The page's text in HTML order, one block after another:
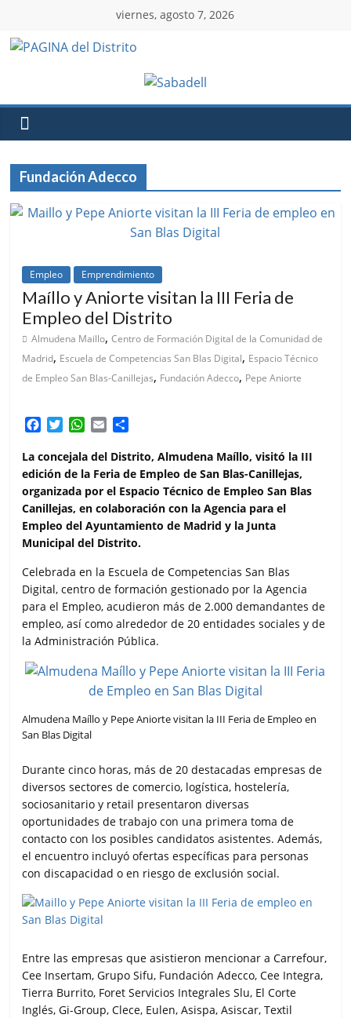
viernes, agosto 7, 2026
Fundación Adecco
Empleo Emprendimiento
Maíllo y Aniorte visitan la III Feria de
Empleo del Distrito
Almudena Maillo,Centro de Formación Digital de la Comunidad de
Madrid, Escuela de Competencias San Blas Digital, Espacio Técnico
de Empleo San Blas-Canillejas, Fundación Adecco, Pepe Aniorte
c
e
b
o
o
k
i
t
t
e
W
a
t
s
A
p
p
a
i
l
m
p
a
r
i
r
La concejala del Distrito, Almudena Maíllo, visitó la III
edición de la Feria de Empleo de San Blas-Canillejas,
organizada por el Espacio Técnico de Empleo San Blas
Canillejas, en colaboración con la Agencia para el
Empleo del Ayuntamiento de Madrid y la Junta
Municipal del Distrito.
Celebrada en la Escuela de Competencias San Blas
Digital, centro de formación gestionado por la Agencia
para el Empleo, acudieron más de 2.000 demandantes de
empleo, así como alrededor de 20 entidades sociales y de
la Administración Pública.
Almudena Maíllo y Pepe Aniorte visitan la III Feria de Empleo en
San Blas Digital
Durante cinco horas, más de 20 destacadas empresas de
diversos sectores de comercio, logística, hostelería,
sociosanitario y retail presentaron diversas
oportunidades de trabajo con una primera toma de
contacto con los posibles candidatos asistentes. Además,
el encuentro incluyó ofertas específicas para personas
con discapacidad o en riesgo de exclusión social.
Entre las empresas que asistieron mencionar a Carrefour,
Cee Insertam, Grupo Sifu, Fundación Adecco, Cee Integra,
Tierra Burrito, Foret Servicios Integrales Slu, El Corte
Inglés, Gi-Group, Clece, Eulen, Asispa, Asiscar, Textil